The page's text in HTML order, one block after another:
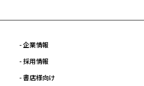
- 企業情報
- 採用情報
- 書店様向け